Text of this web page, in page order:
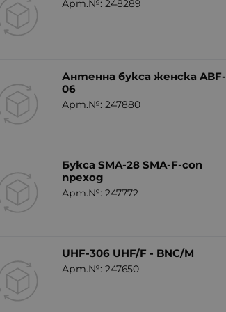
Арт.№: 248289
Антенна букса женска ABF-
06
Арт.№: 247880
Букса SMA-28 SMA-F-con
преход
Арт.№: 247772
UHF-306 UHF/F - BNC/M
Арт.№: 247650